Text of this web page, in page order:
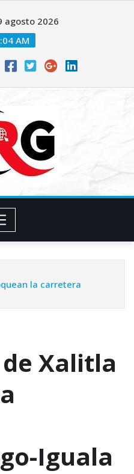
agosto 2026
AM
la carretera
Xalitla
Iguala